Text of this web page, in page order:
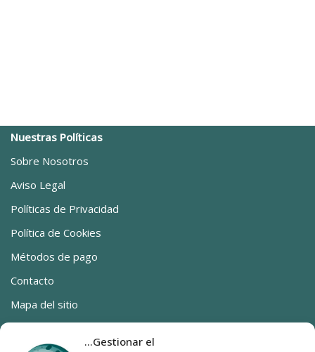
...Gestionar el
Nuestras Políticas
Sobre Nosotros
Aviso Legal
Políticas de Privacidad
Política de Cookies
Métodos de pago
Contacto
Mapa del sitio